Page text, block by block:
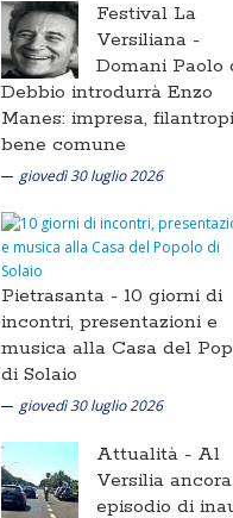
Festival La
Versiliana -
Domani Paolo
Debbio introdurrà Enzo
Manes: impresa,
bene comune
giovedì 30 luglio 2026
Pietrasanta - 10 giorni di
incontri, presentazioni e
musica alla Casa del
di Solaio
giovedì 30 luglio 2026
Attualità - Al
Versilia
episodio di